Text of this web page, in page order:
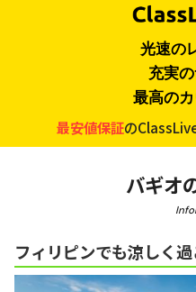
光速の
充実
最高の
最安値保証の
バギオ
フィリピンでも涼しく